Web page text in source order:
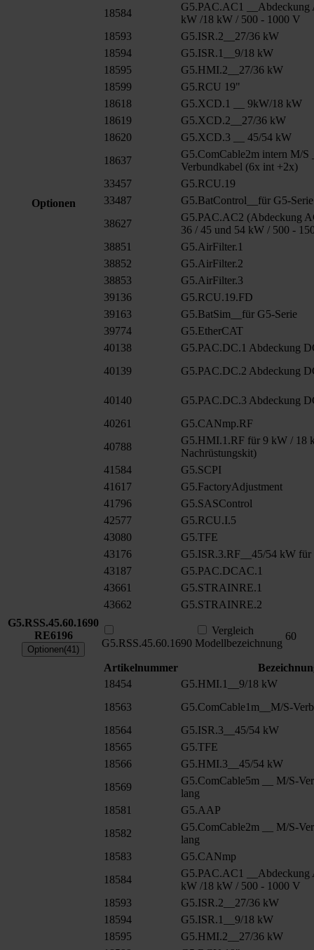
Optionen
18584
G5.PAC.AC1 __Abdeckung
kW /18 kW / 500 - 1000 V
18593
G5.ISR.2__27/36 kW
18594
G5.ISR.1__9/18 kW
18595
G5.HMI.2__27/36 kW
18599
G5.RCU 19"
18618
G5.XCD.1 __ 9kW/18 kW
18619
G5.XCD.2__27/36 kW
18620
G5.XCD.3 __ 45/54 kW
18637
G5.ComCable2m intern M/S
Verbundkabel (6x int +2x)
33457
G5.RCU.19
33487
G5.BatControl__für G5-Serie
38627
G5.PAC.AC2 (Abdeckung
36 / 45 und 54 kW / 500 -
38851
G5.AirFilter.1
38852
G5.AirFilter.2
38853
G5.AirFilter.3
39136
G5.RCU.19.FD
39163
G5.BatSim__für G5-Serie
39774
G5.EtherCAT
40138
G5.PAC.DC.1 Abdeckung
40139
G5.PAC.DC.2 Abdeckung
40140
G5.PAC.DC.3 Abdeckung
40261
G5.CANmp.RF
40788
G5.HMI.1.RF für 9 kW / 18
Nachrüstungskit)
41584
G5.SCPI
41617
G5.FactoryAdjustment
41796
G5.SASControl
42577
G5.RCU.I.5
43080
G5.TFE
43176
G5.ISR.3.RF__45/54 kW für
43187
G5.PAC.DCAC.1
43661
G5.STRAINRE.1
43662
G5.STRAINRE.2
G5.RSS.45.60.1690
RE6196
Optionen(41)
G5.RSS.45.60.1690
Vergleich
Modellbezeichnung
60
Artikelnummer
18454
G5.HMI.1__9/18 kW
18563
G5.ComCable1m__M/S-
18564
G5.ISR.3__45/54 kW
18565
G5.TFE
18566
G5.HMI.3__45/54 kW
18569
G5.ComCable5m __ M/S-
lang
18581
G5.AAP
18582
G5.ComCable2m __ M/S-
lang
18583
G5.CANmp
18584
G5.PAC.AC1 __Abdeckung
kW /18 kW / 500 - 1000 V
18593
G5.ISR.2__27/36 kW
18594
G5.ISR.1__9/18 kW
18595
G5.HMI.2__27/36 kW